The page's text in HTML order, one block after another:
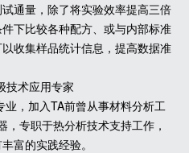
通量，除了将实验效率提高三倍
下比较各种配方、或与内部标准
收集样品统计信息，提高数据准
术应用专家
，加入TA前曾从事材料分析工
专职于热分析技术支持工作，
富的实践经验。